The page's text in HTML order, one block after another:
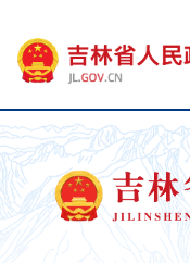
开
无
障
碍
说
明